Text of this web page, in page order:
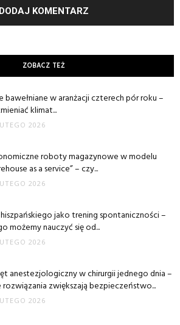
ZOBACZ TEŻ
bawełniane w aranżacji czterech pór roku –
klimat...
2026
roboty magazynowe w modelu
as a service” – czy...
2026
hiszpańskiego jako trening spontaniczności –
możemy nauczyć się od...
2026
anestezjologiczny w chirurgii jednego dnia –
rozwiązania zwiększają bezpieczeństwo...
2026